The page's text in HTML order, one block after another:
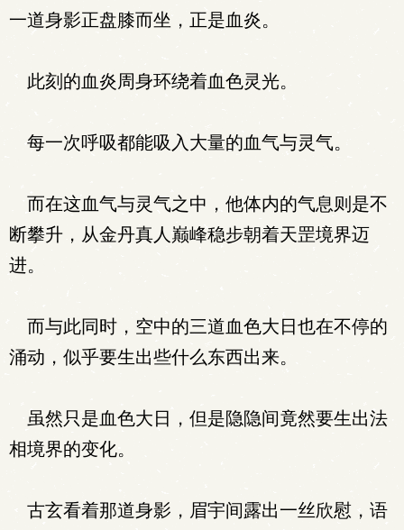
一道身影正盘膝而坐，正是血炎。
此刻的血炎周身环绕着血色灵光。
每一次呼吸都能吸入大量的血气与灵气。
而在这血气与灵气之中，他体内的气息则是不
断攀升，从金丹真人巅峰稳步朝着天罡境界迈
进。
而与此同时，空中的三道血色大日也在不停的
涌动，似乎要生出些什么东西出来。
虽然只是血色大日，但是隐隐间竟然要生出法
相境界的变化。
古玄看着那道身影，眉宇间露出一丝欣慰，语